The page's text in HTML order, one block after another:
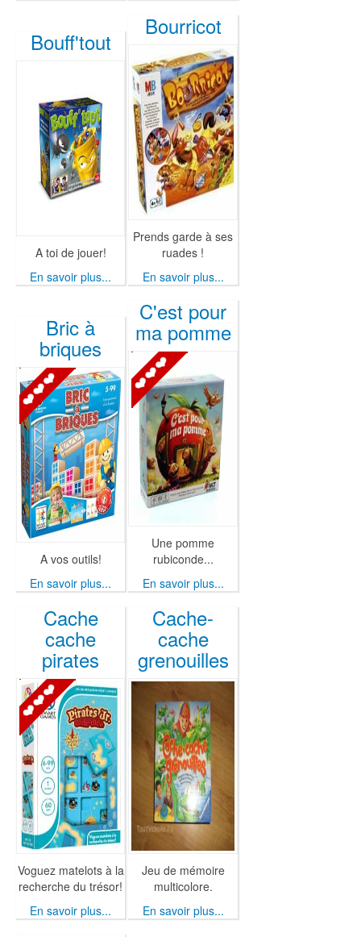
Bouff'tout
A toi de jouer!
En savoir plus...
Bourricot
Prends garde à ses
ruades !
En savoir plus...
Bric à
briques
A vos outils!
En savoir plus...
C'est pour
ma pomme
Une pomme
rubiconde...
En savoir plus...
Cache
cache
pirates
Voguez matelots à la
recherche du trésor!
En savoir plus...
Cache-
cache
grenouilles
Jeu de mémoire
multicolore.
En savoir plus...